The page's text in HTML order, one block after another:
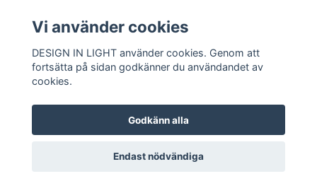
Fat, ELDORADO, L, Silverfärgad
Vi använder cookies
DESIGN IN LIGHT använder cookies. Genom att
fortsätta på sidan godkänner du användandet av
cookies.
Godkänn alla
Endast nödvändiga